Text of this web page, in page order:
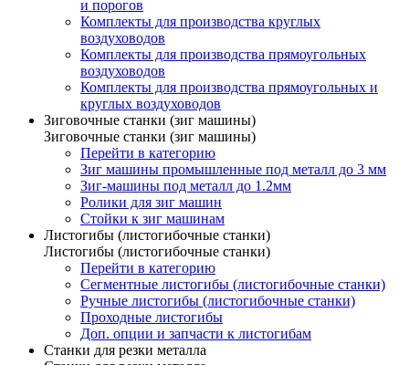
и порогов
Комплекты для производства круглых
воздуховодов
Комплекты для производства прямоугольных
воздуховодов
Комплекты для производства прямоугольных и
круглых воздуховодов
Зиговочные станки (зиг машины)
Зиговочные станки (зиг машины)
Перейти в категорию
Зиг машины промышленные под металл до 3 мм
Зиг-машины под металл до 1.2мм
Ролики для зиг машин
Стойки к зиг машинам
Листогибы (листогибочные станки)
Листогибы (листогибочные станки)
Перейти в категорию
Сегментные листогибы (листогибочные станки)
Ручные листогибы (листогибочные станки)
Проходные листогибы
Доп. опции и запчасти к листогибам
Станки для резки металла